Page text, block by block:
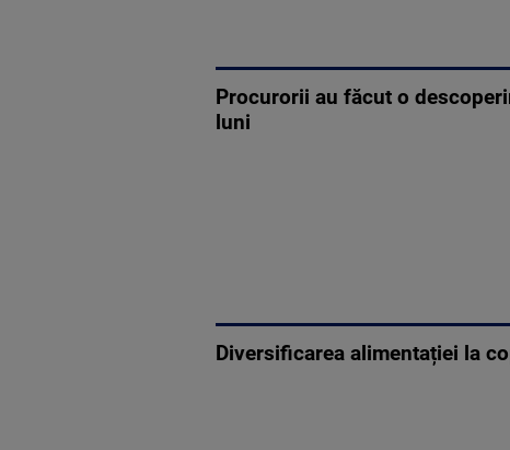
Procurorii au făcut o
luni
Diversificarea alimentației la